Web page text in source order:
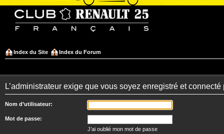
Index du Site Index du Forum
L’administrateur exige que vous soyez enregistré et
Nom d’utilisateur:
Mot de passe:
J’ai oublié mon mot de passe